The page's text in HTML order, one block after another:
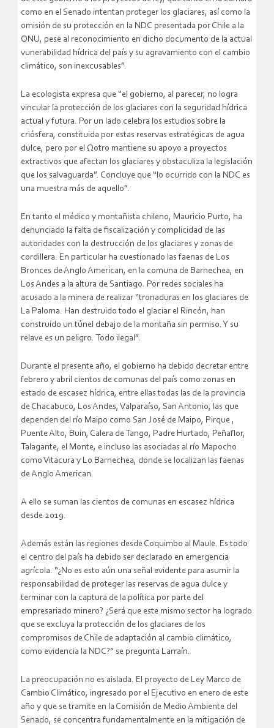
como en el Senado intentan proteger los glaciares, así como la
omisión de su protección en la NDC presentada por Chile a la
ONU, pese al reconocimiento en dicho documento de la actual
vunerabilidad hídrica del país y su agravamiento con el cambio
climático, son inexcusables”.
La ecologista expresa que “el gobierno, al parecer, no logra
vincular la protección de los glaciares con la seguridad hídrica
actual y futura. Por un lado celebra los estudios sobre la
criósfera, constituida por estas reservas estratégicas de agua
dulce, pero por el Ωotro mantiene su apoyo a proyectos
extractivos que afectan los glaciares y obstaculiza la legislación
que los salvaguarda”. Concluye que “lo ocurrido con la NDC es
una muestra más de aquello”.
En tanto el médico y montañista chileno, Mauricio Purto, ha
denunciado la falta de fiscalización y complicidad de las
autoridades con la destrucción de los glaciares y zonas de
cordillera. En particular ha cuestionado las faenas de Los
Bronces de Anglo American, en la comuna de Barnechea, en
Los Andes a la altura de Santiago. Por redes sociales ha
acusado a la minera de realizar “tronaduras en los glaciares de
La Paloma. Han destruido todo el glaciar el Rincón, han
construido un túnel debajo de la montaña sin permiso. Y su
relave es un peligro. Todo ilegal”.
Durante el presente año, el gobierno ha debido decretar entre
febrero y abril cientos de comunas del país como zonas en
estado de escasez hídrica, entre ellas todas las de la provincia
de Chacabuco, Los Andes, Valparaíso, San Antonio, las que
dependen del río Maipo como San José de Maipo, Pirque ,
Puente Alto, Buin, Calera de Tango, Padre Hurtado, Peñaflor,
Talagante, el Monte, e incluso las asociadas al río Mapocho
como Vitacura y Lo Barnechea, donde se localizan las faenas
de Anglo American.
A ello se suman las cientos de comunas en escasez hídrica
desde 2019.
Además están las regiones desde Coquimbo al Maule. Es todo
el centro del país ha debido ser declarado en emergencia
agrícola. “¿No es esto aún una señal evidente para asumir la
responsabilidad de proteger las reservas de agua dulce y
terminar con la captura de la política por parte del
empresariado minero? ¿Será que este mismo sector ha logrado
que se excluya la protección de los glaciares de los
compromisos de Chile de adaptación al cambio climático,
como evidencia la NDC?” se pregunta Larraín.
La preocupación no es aislada. El proyecto de Ley Marco de
Cambio Climático, ingresado por el Ejecutivo en enero de este
año y que se tramite en la Comisión de Medio Ambiente del
Senado, se concentra fundamentalmente en la mitigación de